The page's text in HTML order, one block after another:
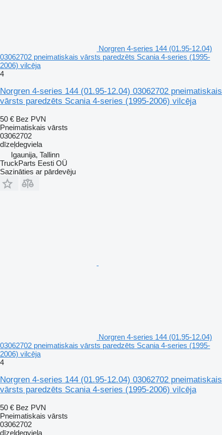
Norgren 4-series 144 (01.95-12.04)
03062702 pneimatiskais vārsts paredzēts Scania 4-series (1995-
2006) vilcēja
4
Norgren 4-series 144 (01.95-12.04) 03062702 pneimatiskais
vārsts paredzēts Scania 4-series (1995-2006) vilcēja
50 € Bez PVN
Pneimatiskais vārsts
03062702
dīzeļdegviela
Igaunija, Tallinn
TruckParts Eesti OÜ
Sazināties ar pārdevēju
Norgren 4-series 144 (01.95-12.04)
03062702 pneimatiskais vārsts paredzēts Scania 4-series (1995-
2006) vilcēja
4
Norgren 4-series 144 (01.95-12.04) 03062702 pneimatiskais
vārsts paredzēts Scania 4-series (1995-2006) vilcēja
50 € Bez PVN
Pneimatiskais vārsts
03062702
dīzeļdegviela